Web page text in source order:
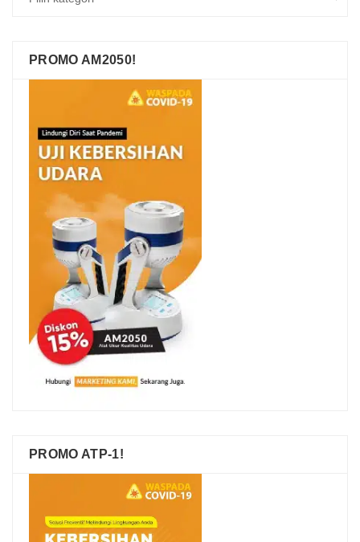
PROMO AM2050!
PROMO ATP-1!